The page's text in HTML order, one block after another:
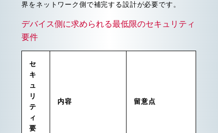
界をネットワーク側で補完する設計が必要です。
デバイス側に求められる最低限のセキュリティ
要件
セ
キ
ュ
リ
テ
ィ
要
内容 留意点